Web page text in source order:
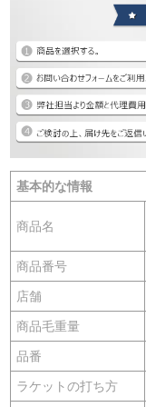
基本的な情報
商品名
商品番号
店舗
商品毛重量
品番
ラケットの打ち方